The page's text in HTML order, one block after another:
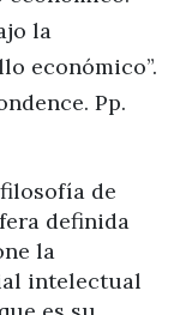
la
económico”.
Pp.
de
definida
la
intelectual